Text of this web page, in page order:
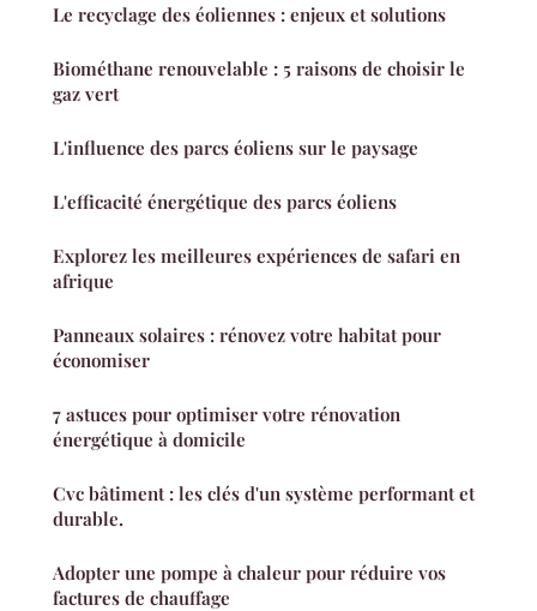
Le recyclage des éoliennes : enjeux et solutions
Biométhane renouvelable : 5 raisons de choisir le
gaz vert
L'influence des parcs éoliens sur le paysage
L'efficacité énergétique des parcs éoliens
Explorez les meilleures expériences de safari en
afrique
Panneaux solaires : rénovez votre habitat pour
économiser
7 astuces pour optimiser votre rénovation
énergétique à domicile
Cvc bâtiment : les clés d'un système performant et
durable.
Adopter une pompe à chaleur pour réduire vos
factures de chauffage